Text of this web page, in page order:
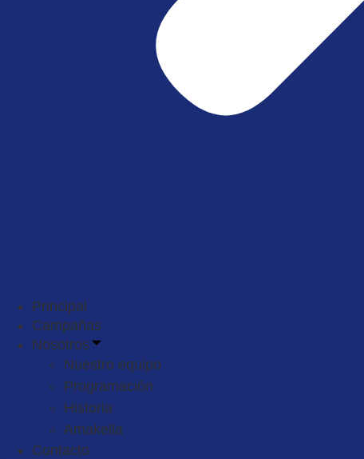
Principal
Campañas
Nosotros
Nuestro equipo
Programación
Historia
Amakella
Contacto